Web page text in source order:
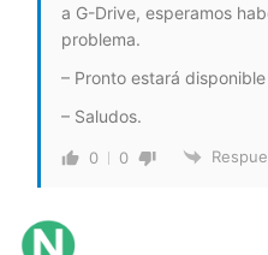
a G-Drive, esperamos
problema.
– Pronto estará
– Saludos.
0 0